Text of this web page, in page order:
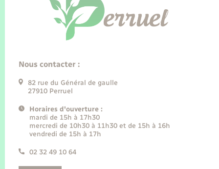
Nous contacter :
82 rue du Général de gaulle
27910 Perruel
Horaires d'ouverture :
mardi de 15h à 17h30
mercredi de 10h30 à 11h30 et de 15h à 16h
vendredi de 15h à 17h
02 32 49 10 64